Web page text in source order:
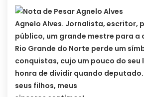
Agnelo Alves. Jornalista, escritor,
público, um grande mestre para a
Rio Grande do Norte perde um
conquistas, cujo um pouco do seu
honra de dividir quando deputado.
seus filhos, meus